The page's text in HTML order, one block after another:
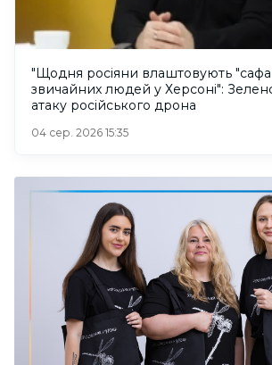
"Щодня росіяни влаштовують
звичайних людей у Херсоні":
атаку російського дрона
04 сер. 2026 15:35